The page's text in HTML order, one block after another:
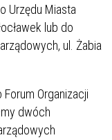
Urzędu Miasta
lub do
ul. Żabia
Organizacji
dwóch